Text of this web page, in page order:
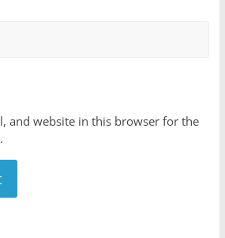
and website in this browser for the